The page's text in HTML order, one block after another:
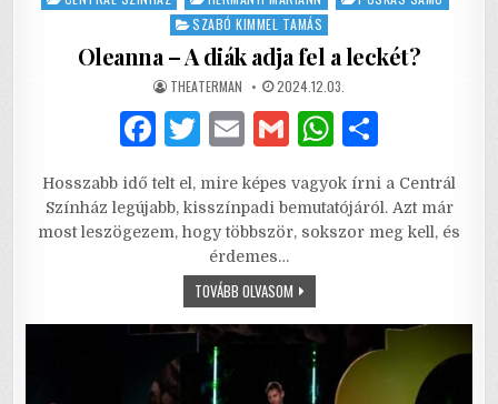
SZABÓ KIMMEL TAMÁS
Oleanna – A diák adja fel a leckét?
AUTHOR:
THEATERMAN PUBLISHED
DATE:
2024.12.03.
F
c
e
b
o
k
T
it
te
r
E
ai
l
G
ai
l
W
at
s
ar
e
Hosszabb idő telt el, mire képes vagyok írni a Centrál
Színház legújabb, kisszínpadi bemutatójáról. Azt már
most leszögezem, hogy többször, sokszor meg kell, és
érdemes…
TOVÁBB OLVASOMOLEANNA
–
A
DIÁK
ADJA
LECKÉT?